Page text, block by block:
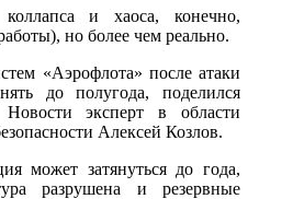
и хаоса, конечно,
но более чем реально.
«Аэрофлота» после атаки
до полугода, поделился
эксперт в области
Алексей Козлов.
может затянуться до года,
разрушена и резервные